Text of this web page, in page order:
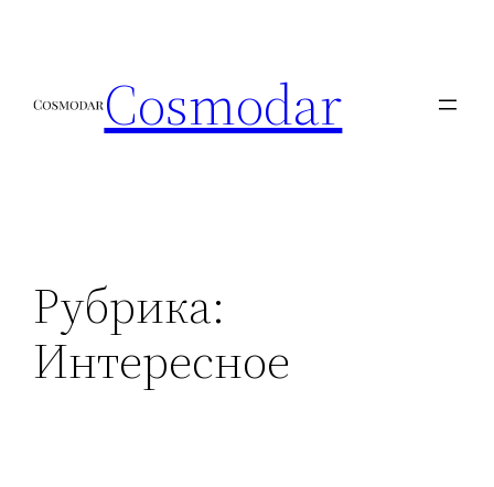
содержимомуCosmodar
Рубрика:
Интересное